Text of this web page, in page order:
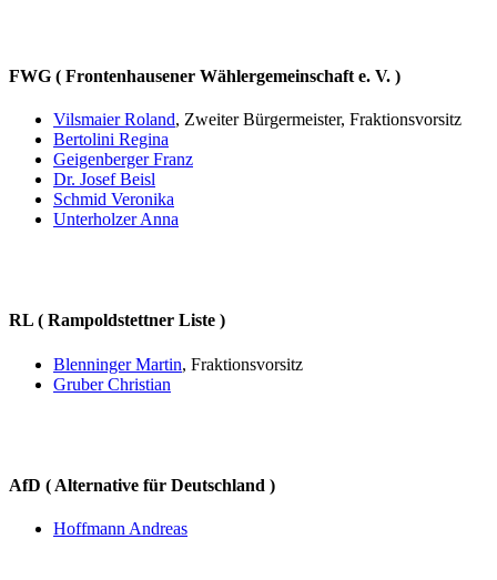
FWG ( Frontenhausener Wählergemeinschaft e. V. )
Vilsmaier Roland, Zweiter Bürgermeister, Fraktionsvorsitz
Bertolini Regina
Geigenberger Franz
Dr. Josef Beisl
Schmid Veronika
Unterholzer Anna
RL ( Rampoldstettner Liste )
Blenninger Martin, Fraktionsvorsitz
Gruber Christian
AfD ( Alternative für Deutschland )
Hoffmann Andreas